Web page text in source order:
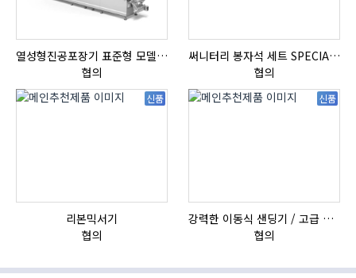
열성형진공포장기 표준형 모델 OMNIVAC S-200
협의
써니터리 봉자석 세트 SPECIAL , 봉자석 , 자석봉 , 호퍼용자석 , 전자석
협의
신품
리본믹서기
협의
신품
강력한 이동식 샌딩기 / 고급 이태리 IBIX샌드블라스터
협의